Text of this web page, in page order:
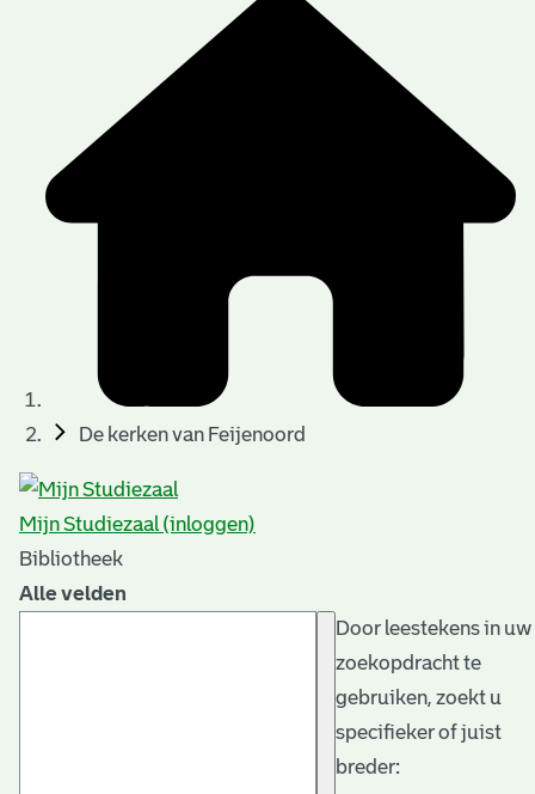
De kerken van Feijenoord
Mijn Studiezaal (inloggen)
Bibliotheek
Alle velden
Door leestekens in uw
zoekopdracht te
gebruiken, zoekt u
specifieker of juist
breder: